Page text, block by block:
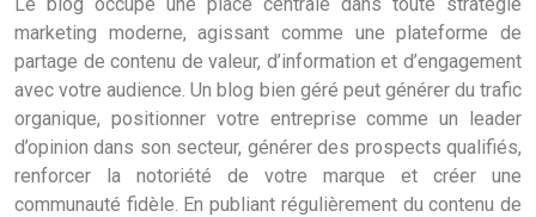
marketing moderne, agissant comme une plateforme de
partage de contenu de valeur, d’information et d’engagement
avec votre audience. Un blog bien géré peut générer du trafic
organique, positionner votre entreprise comme un leader
d’opinion dans son secteur, générer des prospects qualifiés,
renforcer la notoriété de votre marque et créer une
communauté fidèle. En publiant régulièrement du contenu de